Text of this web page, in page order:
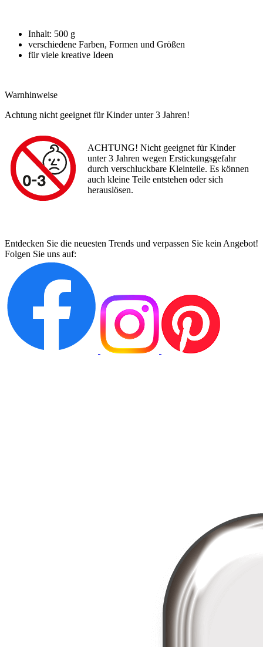
Inhalt: 500 g
verschiedene Farben, Formen und Größen
für viele kreative Ideen
Warnhinweise
Achtung nicht geeignet für Kinder unter 3 Jahren!
ACHTUNG! Nicht geeignet für Kinder
unter 3 Jahren wegen Erstickungsgefahr
durch verschluckbare Kleinteile. Es können
auch kleine Teile entstehen oder sich
herauslösen.
Entdecken Sie die neuesten Trends und verpassen Sie kein Angebot!
Folgen Sie uns auf: